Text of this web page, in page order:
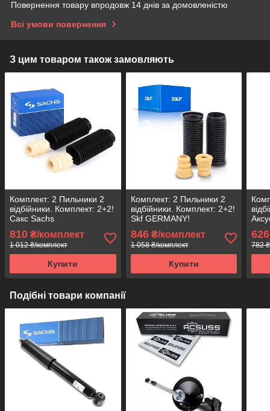
Повернення товару впродовж 14 днів за домовленістю
Всі умови повернення
З цим товаром також замовляють
Комплект: 2 Пильники 2
відбійники. Комплект: 2+2!
Сакс Sachs
810 ₴/комплект
1 012 ₴/комплект
Купити
Комплект: 2 Пильники 2
відбійники. Комплект: 2+2!
Skf GERMANY!
846₴/комплект
1 058 ₴/комплект
Купити
626
782
Подібні товари компанії